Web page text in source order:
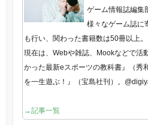
ゲーム情報誌編集
様々なゲーム誌に
も行い、関わった書籍数は50冊以上。
現在は、Webや雑誌、Mookなどで活
かった最新eスポーツの教科書』（秀
を一生遊ぶ！』（宝島社刊）。
→記事一覧